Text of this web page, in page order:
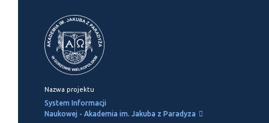
Nazwa projektu
System Informacji
Naukowej - Akademia im. Jakuba z Paradyza